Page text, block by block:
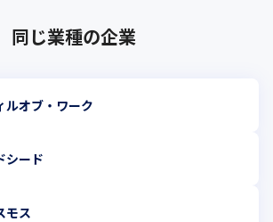
同じ業種の企業
ルオブ・ワーク
シード
モス